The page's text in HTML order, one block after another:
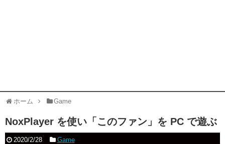
ホーム Game
NoxPlayer を使い「このファン」を PC で遊ぶ
2020/2/28 Game